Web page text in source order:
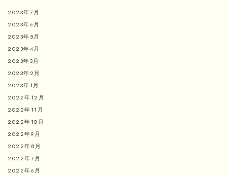
2023年7月
2023年6月
2023年5月
2023年4月
2023年3月
2023年2月
2023年1月
2022年12月
2022年11月
2022年10月
2022年9月
2022年8月
2022年7月
2022年6月